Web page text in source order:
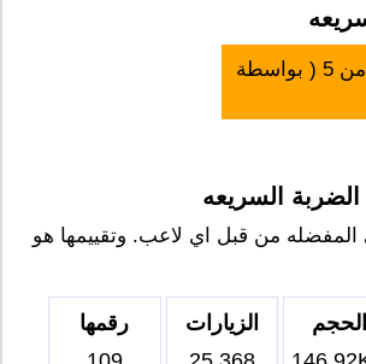
من5 ( بواسطة
الضربة السريعه
المفضله من قبل اي لاعب. وتقييمها هو
الحجم
الزيارات
رقمها